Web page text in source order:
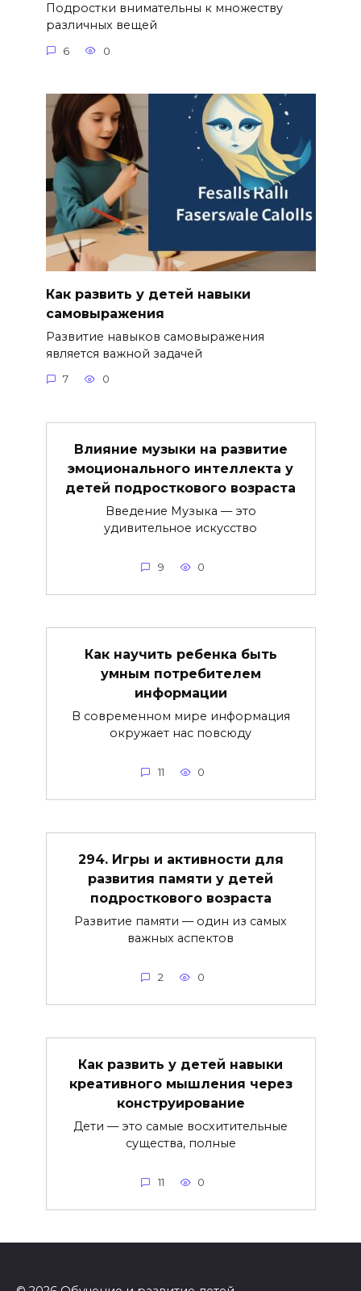
Подростки внимательны к множеству
различных вещей
6 0
Как развить у детей навыки
самовыражения
Развитие навыков самовыражения
является важной задачей
7 0
Влияние музыки на развитие
эмоционального интеллекта у
детей подросткового возраста
Введение Музыка — это
удивительное искусство
9 0
Как научить ребенка быть
умным потребителем
информации
В современном мире информация
окружает нас повсюду
11 0
294. Игры и активности для
развития памяти у детей
подросткового возраста
Развитие памяти — один из самых
важных аспектов
2 0
Как развить у детей навыки
креативного мышления через
конструирование
Дети — это самые восхитительные
существа, полные
11 0